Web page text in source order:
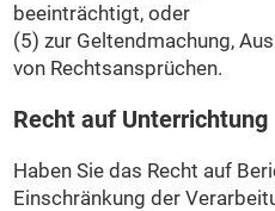
beeinträchtigt, oder
(5) zur Geltendmachung,
von Rechtsansprüchen.
Recht auf Unterrichtung
Haben Sie das Recht auf
Einschränkung der